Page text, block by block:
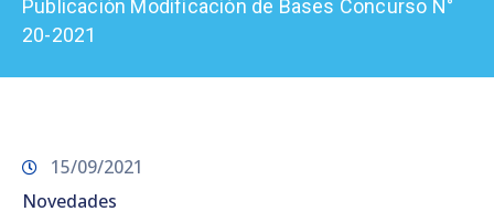
Prensa
Publicación Modificación de Bases Concurso N°
20-2021
15/09/2021
Novedades